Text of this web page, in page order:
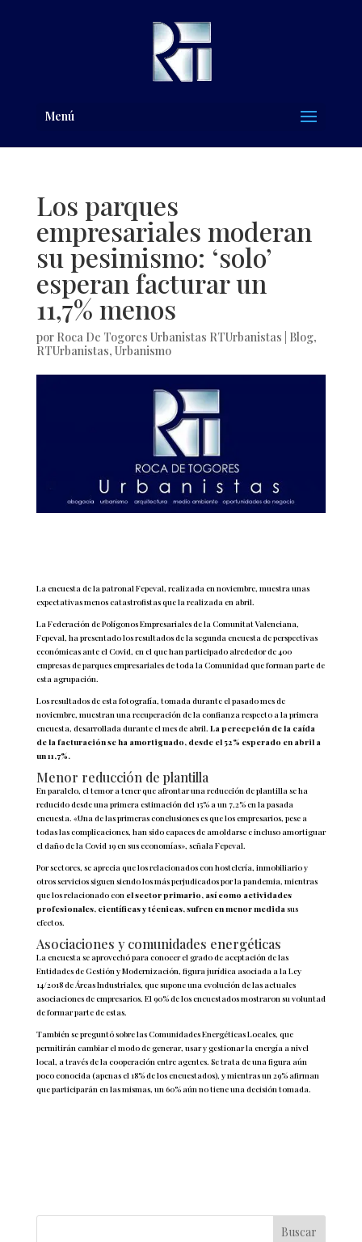
Menú
Los parques
empresariales moderan
su pesimismo: ‘solo’
esperan facturar un
11,7% menos
por Roca De Togores Urbanistas RTUrbanistas Blog,
RTUrbanistas, Urbanismo
La encuesta de la patronal Fepeval, realizada en noviembre, muestra unas
expectativas menos catastrofistas que la realizada en abril.
La Federación de Polígonos Empresariales de la Comunitat Valenciana,
Fepeval, ha presentado los resultados de la segunda encuesta de perspectivas
económicas ante el Covid, en el que han participado alrededor de 400
empresas de parques empresariales de toda la Comunidad que forman parte de
esta agrupación.
Los resultados de esta fotografía, tomada durante el pasado mes de
noviembre, muestran una recuperación de la confianza respecto a la primera
encuesta, desarrollada durante el mes de abril. La percepción de la caída
de la facturación se ha amortiguado, desde el 52% esperado en abril a
un 11,7%.
Menor reducción de plantilla
En paralelo, el temor a tener que afrontar una reducción de plantilla se ha
reducido desde una primera estimación del 15% a un 7,2% en la pasada
encuesta. «Una de las primeras conclusiones es que los empresarios, pese a
todas las complicaciones, han sido capaces de amoldarse e incluso amortiguar
el daño de la Covid 19 en sus economías», señala Fepeval.
Por sectores, se aprecia que los relacionados con hostelería, inmobiliario y
otros servicios siguen siendo los más perjudicados por la pandemia, mientras
que los relacionado con el sector primario, así como actividades
profesionales, científicas y técnicas, sufren en menor medidasus
efectos.
Asociaciones y comunidades energéticas
La encuesta se aprovechó para conocer el grado de aceptación de las
Entidades de Gestión y Modernización, figura jurídica asociada a la Ley
14/2018 de Áreas Industriales, que supone una evolución de las actuales
asociaciones de empresarios. El 90% de los encuestados mostraron su voluntad
de formar parte de estas.
También se preguntó sobre las Comunidades Energéticas Locales, que
permitirán cambiar el modo de generar, usar y gestionar la energía a nivel
local, a través de la cooperación entre agentes. Se trata de una figura aún
poco conocida (apenas el 18% de los encuestados), y mientras un 29% afirman
que participarán en las mismas, un 60% aún no tiene una decisión tomada.